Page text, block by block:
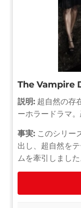
The Vampire
説明: 超自然の存
ーホラードラマ
事実: このシリー
出し、超自然を
ムを牽引しました